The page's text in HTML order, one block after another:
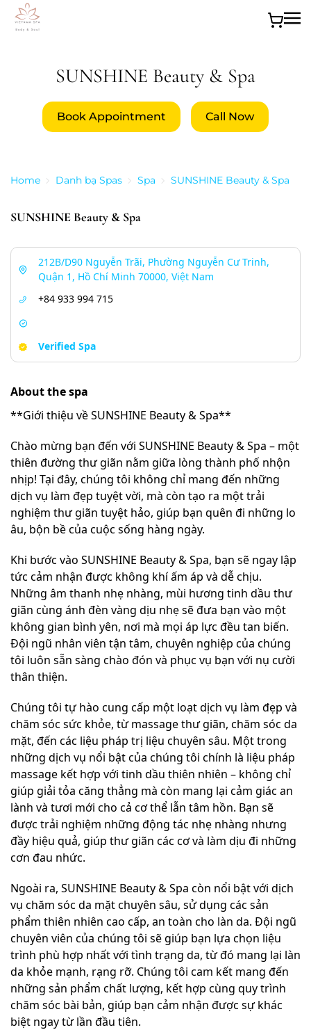
SUNSHINE Beauty & Spa
Book Appointment Call Now
Home Danh bạ Spas Spa SUNSHINE Beauty & Spa
SUNSHINE Beauty & Spa
212B/D90 Nguyễn Trãi, Phường Nguyễn Cư Trinh,
Quận 1, Hồ Chí Minh 70000, Việt Nam
+84 933 994 715
Verified Spa
About the spa
**Giới thiệu về SUNSHINE Beauty & Spa**
Chào mừng bạn đến với SUNSHINE Beauty & Spa – một
thiên đường thư giãn nằm giữa lòng thành phố nhộn
nhịp! Tại đây, chúng tôi không chỉ mang đến những
dịch vụ làm đẹp tuyệt vời, mà còn tạo ra một trải
nghiệm thư giãn tuyệt hảo, giúp bạn quên đi những lo
âu, bộn bề của cuộc sống hàng ngày.
Khi bước vào SUNSHINE Beauty & Spa, bạn sẽ ngay lập
tức cảm nhận được không khí ấm áp và dễ chịu.
Những âm thanh nhẹ nhàng, mùi hương tinh dầu thư
giãn cùng ánh đèn vàng dịu nhẹ sẽ đưa bạn vào một
không gian bình yên, nơi mà mọi áp lực đều tan biến.
Đội ngũ nhân viên tận tâm, chuyên nghiệp của chúng
tôi luôn sẵn sàng chào đón và phục vụ bạn với nụ cười
thân thiện.
Chúng tôi tự hào cung cấp một loạt dịch vụ làm đẹp và
chăm sóc sức khỏe, từ massage thư giãn, chăm sóc da
mặt, đến các liệu pháp trị liệu chuyên sâu. Một trong
những dịch vụ nổi bật của chúng tôi chính là liệu pháp
massage kết hợp với tinh dầu thiên nhiên – không chỉ
giúp giải tỏa căng thẳng mà còn mang lại cảm giác an
lành và tươi mới cho cả cơ thể lẫn tâm hồn. Bạn sẽ
được trải nghiệm những động tác nhẹ nhàng nhưng
đầy hiệu quả, giúp thư giãn các cơ và làm dịu đi những
cơn đau nhức.
Ngoài ra, SUNSHINE Beauty & Spa còn nổi bật với dịch
vụ chăm sóc da mặt chuyên sâu, sử dụng các sản
phẩm thiên nhiên cao cấp, an toàn cho làn da. Đội ngũ
chuyên viên của chúng tôi sẽ giúp bạn lựa chọn liệu
trình phù hợp nhất với tình trạng da, từ đó mang lại làn
da khỏe mạnh, rạng rỡ. Chúng tôi cam kết mang đến
những sản phẩm chất lượng, kết hợp cùng quy trình
chăm sóc bài bản, giúp bạn cảm nhận được sự khác
biệt ngay từ lần đầu tiên.